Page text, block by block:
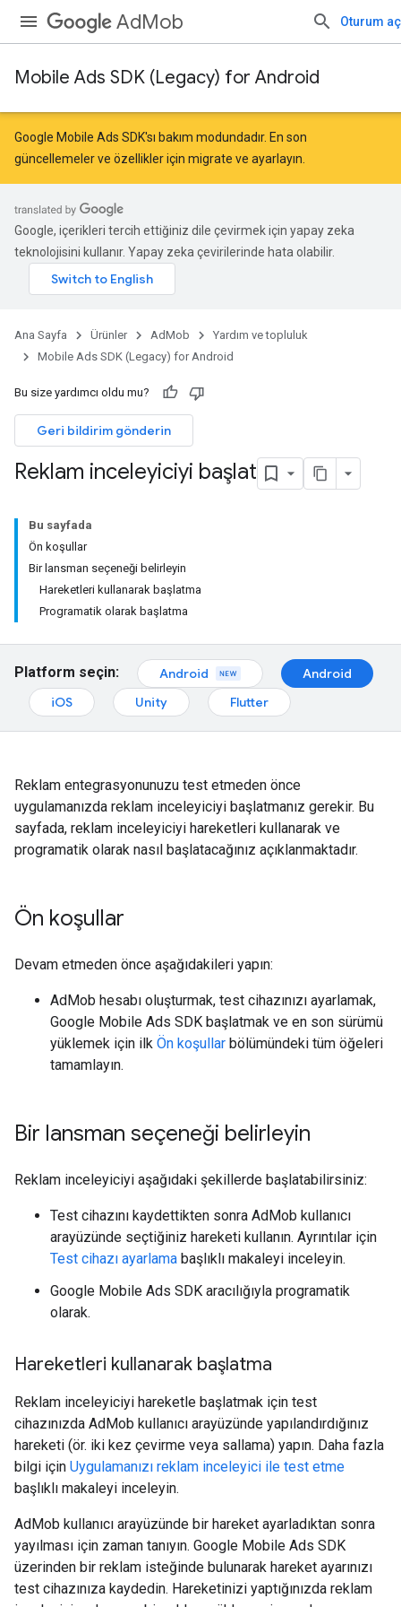
AdMob Oturum aç
Mobile Ads SDK (Legacy) for Android
Google Mobile Ads SDK'sı bakım modundadır. En son
güncellemeler ve özellikler için migrate ve ayarlayın
Google, içerikleri tercih ettiğiniz dile çevirmek için yapay zeka
teknolojisini kullanır. Yapay zeka çevirilerinde hata olabilir.
Ana Sayfa Ürünler AdMob
Yardım ve topluluk
Mobile Ads SDK (Legacy) for Android
Bu size yardımcı oldu mu?
Geri bildirim gönderin
Reklam inceleyiciyi başlat
Bu sayfada
Ön koşullar
Bir lansman seçeneği belirleyin
Hareketleri kullanarak başlatma
Programatik olarak başlatma
Platform seçin: Android
Android
iOS
Unity Flutter
Reklam entegrasyonunuzu test etmeden önce
uygulamanızda reklam inceleyiciyi başlatmanız gerekir. Bu
sayfada, reklam inceleyiciyi hareketleri kullanarak ve
programatik olarak nasıl başlatacağınız açıklanmaktadır.
Ön koşullar
Devam etmeden önce aşağıdakileri yapın:
AdMob hesabı oluşturmak, test cihazınızı ayarlamak,
Google Mobile Ads SDK başlatmak ve en son sürümü
yüklemek için ilk Ön koşullar bölümündeki tüm öğeleri
tamamlayın.
Bir lansman seçeneği belirleyin
Reklam inceleyiciyi aşağıdaki şekillerde başlatabilirsiniz:
Test cihazını kaydettikten sonra AdMob kullanıcı
arayüzünde seçtiğiniz hareketi kullanın. Ayrıntılar için
Test cihazı ayarlama başlıklı makaleyi inceleyin.
Google Mobile Ads SDK aracılığıyla programatik
olarak.
Hareketleri kullanarak başlatma
Reklam inceleyiciyi hareketle başlatmak için test
cihazınızda AdMob kullanıcı arayüzünde yapılandırdığınız
hareketi (ör. iki kez çevirme veya sallama) yapın. Daha fazla
bilgi için Uygulamanızı reklam inceleyici ile test etme
başlıklı makaleyi inceleyin.
AdMob kullanıcı arayüzünde bir hareket ayarladıktan sonra
yayılması için zaman tanıyın. Google Mobile Ads SDK
üzerinden bir reklam isteğinde bulunarak hareket ayarınızı
test cihazınıza kaydedin. Hareketinizi yaptığınızda reklam